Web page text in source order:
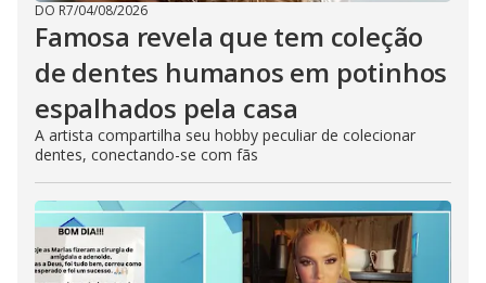
DO R7/04/08/2026
Famosa revela que tem coleção
de dentes humanos em potinhos
espalhados pela casa
A artista compartilha seu hobby peculiar de colecionar
dentes, conectando-se com fãs